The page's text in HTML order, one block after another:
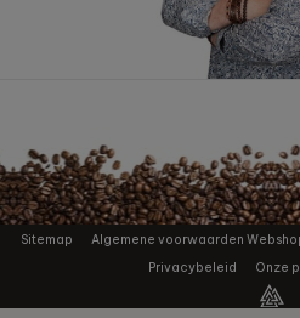
Sitemap Algemene voorwaarden
Privacybeleid
Onze